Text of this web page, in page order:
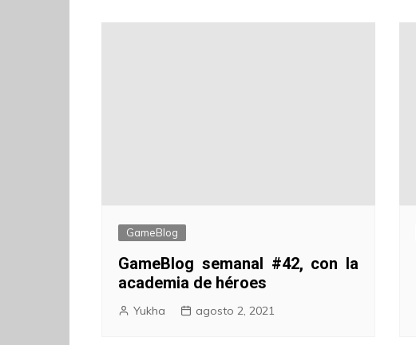
GameBlog
GameBlog semanal #42, con la
academia de héroes
Yukha agosto 2, 2021